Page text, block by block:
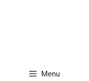
Menu